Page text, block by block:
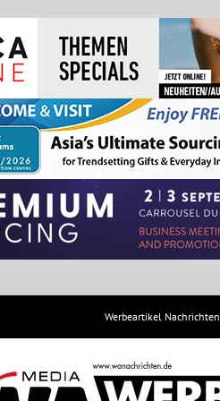
Werbeartikel Nachrichten